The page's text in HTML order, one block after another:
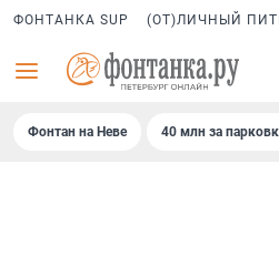
ФОНТАНКА SUP (ОТ)ЛИЧНЫЙ
Фонтан на Неве 40 млн за